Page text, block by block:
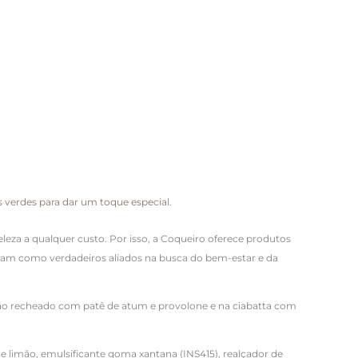
para dar um toque especial.
a qualquer custo. Por isso, a Coqueiro oferece produtos
como verdadeiros aliados na busca do bem-estar e da
recheado com patê de atum e provolone e na ciabatta com
emulsificante goma xantana (INS415), realçador de